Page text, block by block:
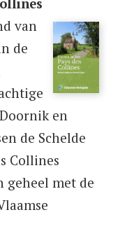
van
de
en
de Schelde
Collines
geheel met de